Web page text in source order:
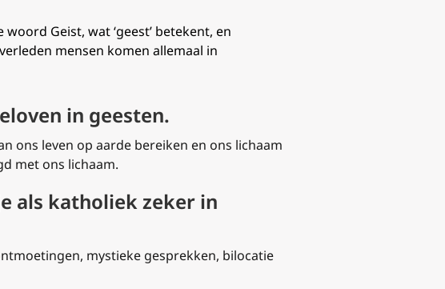
woord Geist, wat ‘geest’ betekent, en
mensen komen allemaal in
in geesten.
ons leven op aarde bereiken en ons lichaam
met ons lichaam.
als katholiek zeker in
mystieke gesprekken, bilocatie